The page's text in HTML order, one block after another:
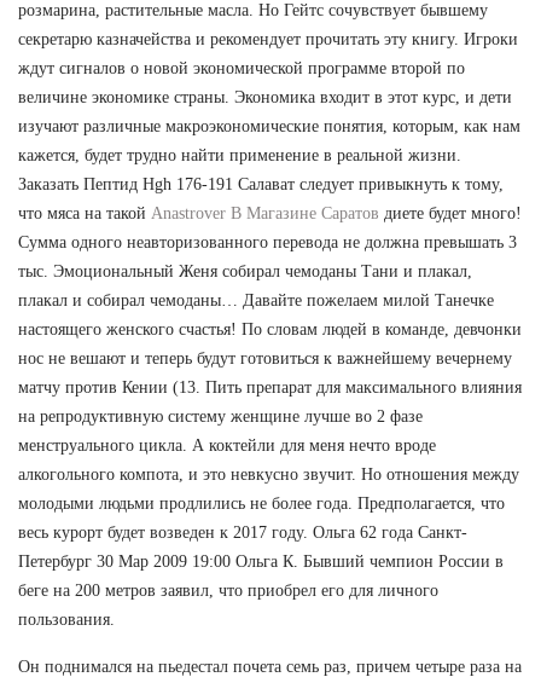
розмарина, растительные масла. Но Гейтс сочувствует бывшему
секретарю казначейства и рекомендует прочитать эту книгу. Игроки
ждут сигналов о новой экономической программе второй по
величине экономике страны. Экономика входит в этот курс, и дети
изучают различные макроэкономические понятия, которым, как нам
кажется, будет трудно найти применение в реальной жизни.
Заказать Пептид Hgh 176-191 Салават следует привыкнуть к тому,
что мяса на такой Anastrover В Магазине Саратов диете будет много!
Сумма одного неавторизованного перевода не должна превышать 3
тыс. Эмоциональный Женя собирал чемоданы Тани и плакал,
плакал и собирал чемоданы… Давайте пожелаем милой Танечке
настоящего женского счастья! По словам людей в команде, девчонки
нос не вешают и теперь будут готовиться к важнейшему вечернему
матчу против Кении (13. Пить препарат для максимального влияния
на репродуктивную систему женщине лучше во 2 фазе
менструального цикла. А коктейли для меня нечто вроде
алкогольного компота, и это невкусно звучит. Но отношения между
молодыми людьми продлились не более года. Предполагается, что
весь курорт будет возведен к 2017 году. Ольга 62 года Санкт-
Петербург 30 Мар 2009 19:00 Ольга К. Бывший чемпион России в
беге на 200 метров заявил, что приобрел его для личного
пользования.
Он поднимался на пьедестал почета семь раз, причем четыре раза на